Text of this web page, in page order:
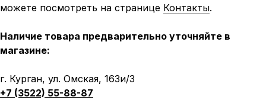
можете посмотреть на странице Контакты.
Наличие товара предварительно уточняйте в
магазине:
г. Курган, ул. Омская, 163и/3
+7 (3522) 55-88-87